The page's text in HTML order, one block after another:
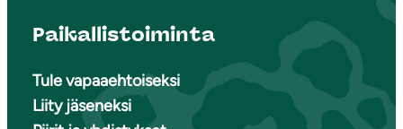
Paikallistoiminta
Tule vapaaehtoiseksi
Liity jäseneksi